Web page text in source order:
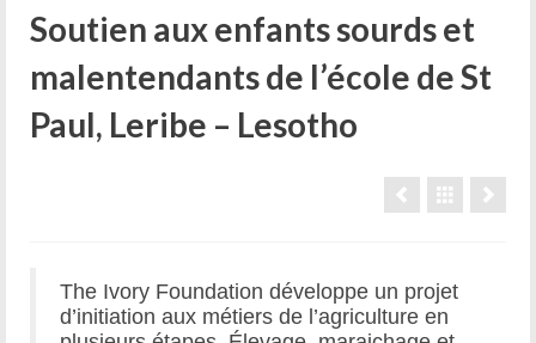
Soutien aux enfants sourds et
malentendants de l’école de St
Paul, Leribe – Lesotho
The Ivory Foundation développe un projet
d’initiation aux métiers de l’agriculture en